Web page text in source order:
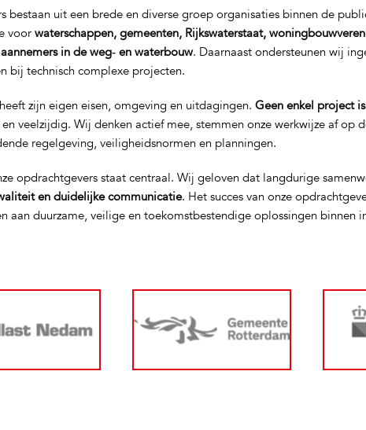
bestaan uit een brede en diverse groep organisaties binnen de
voorwaterschappen, gemeenten, Rijkswaterstaat,
aannemers in de weg‑ en waterbouw. Daarnaast ondersteunen wij
bij technisch complexe projecten.
zijn eigen eisen, omgeving en uitdagingen.Geen enkel project
veelzijdig. Wij denken actief mee, stemmen onze werkwijze af op
regelgeving, veiligheidsnormen en planningen.
opdrachtgevers staat centraal. Wij geloven dat langdurige
en duidelijke communicatie. Het succes van onze
aan duurzame, veilige en toekomstbestendige oplossingen binnen